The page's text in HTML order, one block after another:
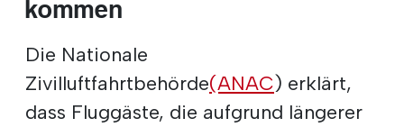
kommen
Die Nationale
Zivilluftfahrtbehörde(ANAC) erklärt,
dass Fluggäste, die aufgrund längerer